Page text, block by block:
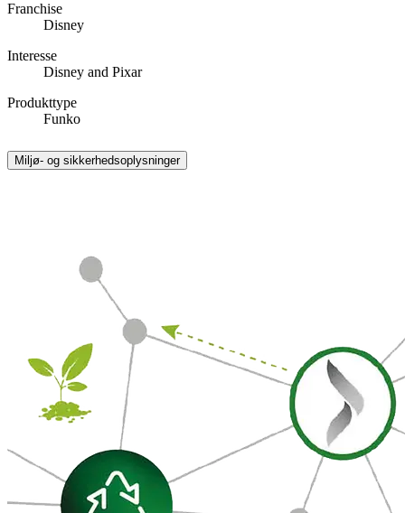
Franchise
Disney
Interesse
Disney and Pixar
Produkttype
Funko
Miljø- og sikkerhedsoplysninger